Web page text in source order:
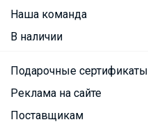
Наша команда
В наличии
Подарочные сертификаты
Реклама на сайте
Поставщикам